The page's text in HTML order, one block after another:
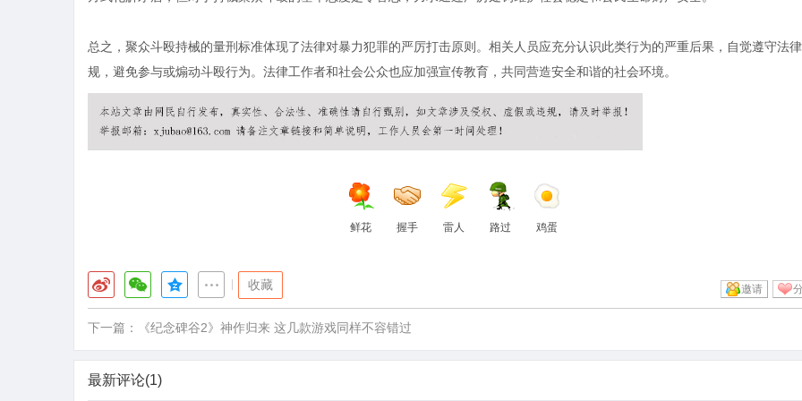
总之，聚众斗殴持械的量刑标准体现了法律对暴力犯罪的严厉打击原则。相关人员应充分认识此类行为的严重后果，自觉遵守法
规，避免参与或煽动斗殴行为。法律工作者和社会公众也应加强宣传教育，共同营造安全和谐的社会环境。
鲜花 握手 雷人 路过 鸡蛋
收藏 邀请
下一篇： 《纪念碑谷2》神作归来 这几款游戏同样不容错过
最新评论(1)